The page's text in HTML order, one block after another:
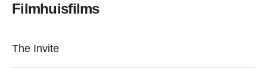
Filmhuisfilms
The Invite